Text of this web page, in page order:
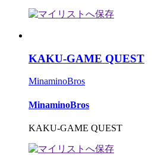
KAKU-GAME QUEST
MinaminoBros
MinaminoBros
KAKU-GAME QUEST